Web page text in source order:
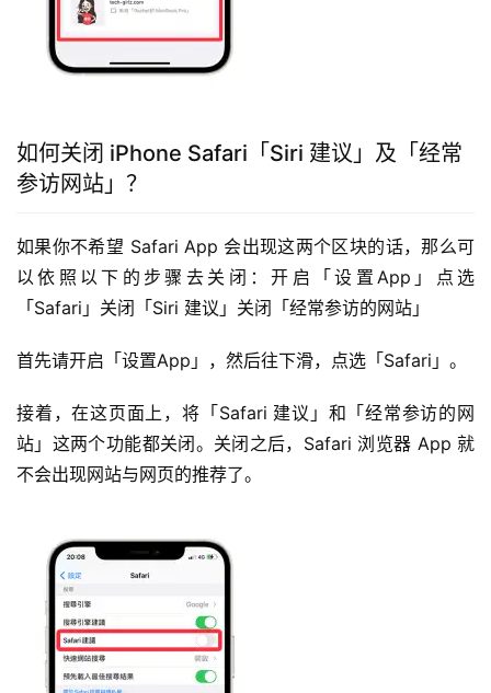
如何关闭 iPhone Safari「Siri 建议」及「经常
参访网站」？
如果你不希望 Safari App 会出现这两个区块的话，那么可
以依照以下的步骤去关闭：开启「设置App」点选
「Safari」关闭「Siri 建议」关闭「经常参访的网站」
首先请开启「设置App」，然后往下滑，点选「Safari」。
接着，在这页面上，将「Safari 建议」和「经常参访的网
站」这两个功能都关闭。关闭之后，Safari 浏览器 App 就
不会出现网站与网页的推荐了。